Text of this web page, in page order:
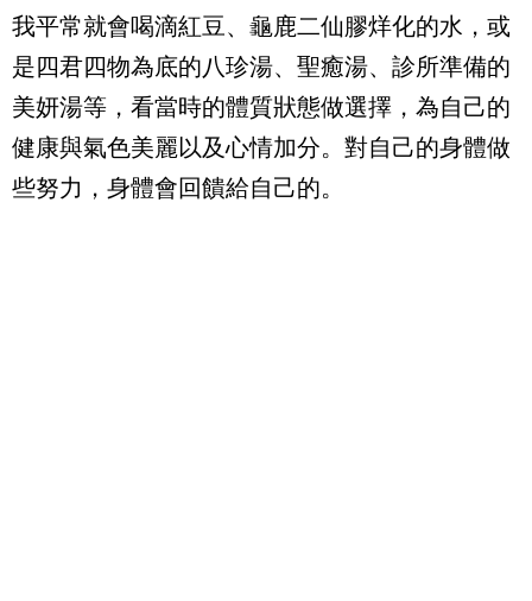
我平常就會喝滴紅豆、龜鹿二仙膠烊化的水，或
是四君四物為底的八珍湯、聖癒湯、診所準備的
美妍湯等，看當時的體質狀態做選擇，為自己的
健康與氣色美麗以及心情加分。對自己的身體做
些努力，身體會回饋給自己的。